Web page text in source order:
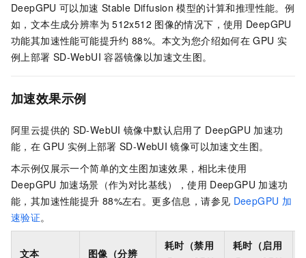
DeepGPU 可以加速 Stable Diffusion 模型的计算和推理性能。例
如，文本生成分辨率为 512x512 图像的情况下，使用 DeepGPU
功能其加速性能可能提升约 88%。本文为您介绍如何在 GPU 实
例上部署 SD-WebUI 容器镜像以加速文生图。
加速效果示例
阿里云提供的 SD-WebUI 镜像中默认启用了 DeepGPU 加速功
能，在 GPU 实例上部署 SD-WebUI 镜像可以加速文生图。
本示例仅展示一个简单的文生图加速效果，相比未使用
DeepGPU 加速场景（作为对比基线），使用 DeepGPU 加速功
能，其加速性能提升 88%左右。更多信息，请参见 DeepGPU 加
速验证。
文本
图像（分辨
耗时（禁用
耗时（启用